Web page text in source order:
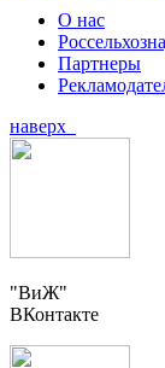
О нас
Партнеры
наверх
"ВиЖ"
ВКонтакте